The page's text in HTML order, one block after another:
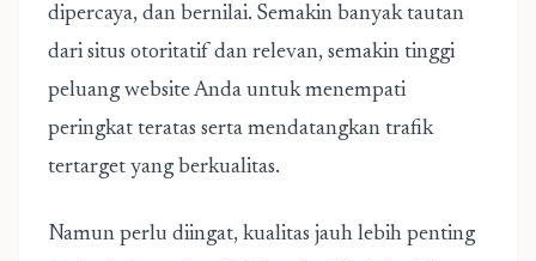
dipercaya, dan bernilai. Semakin banyak tautan
dari situs otoritatif dan relevan, semakin tinggi
peluang website Anda untuk menempati
peringkat teratas serta mendatangkan trafik
tertarget yang berkualitas.
Namun perlu diingat, kualitas jauh lebih penting